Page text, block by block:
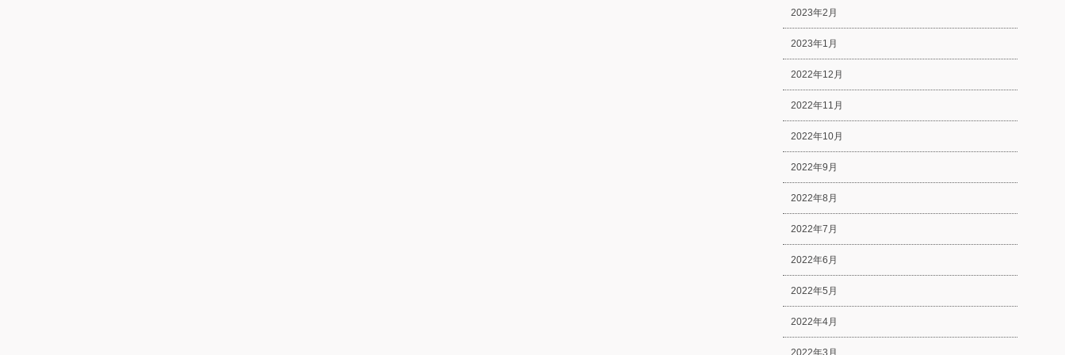
2023年2月
2023年1月
2022年12月
2022年11月
2022年10月
2022年9月
2022年8月
2022年7月
2022年6月
2022年5月
2022年4月
2022年3月